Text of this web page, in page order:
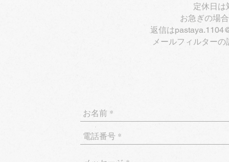
定休日は
お急ぎの場
返信は
メールフィルター